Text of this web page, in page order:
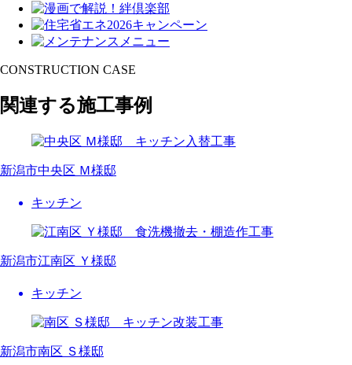
CONSTRUCTION CASE
関連する施工事例
新潟市中央区 Ｍ様邸
キッチン
新潟市江南区 Ｙ様邸
キッチン
新潟市南区 Ｓ様邸